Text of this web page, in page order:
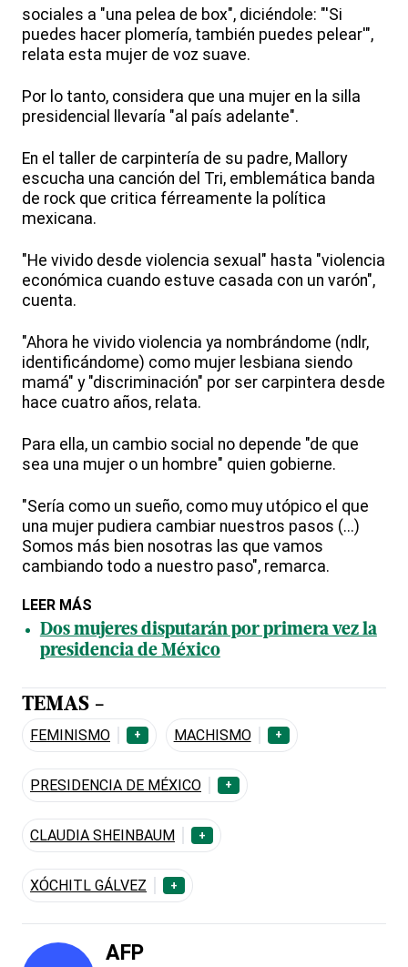
sociales a "una pelea de box", diciéndole: "'Si
puedes hacer plomería, también puedes pelear'",
relata esta mujer de voz suave.
Por lo tanto, considera que una mujer en la silla
presidencial llevaría "al país adelante".
En el taller de carpintería de su padre, Mallory
escucha una canción del Tri, emblemática banda
de rock que critica férreamente la política
mexicana.
"He vivido desde violencia sexual" hasta "violencia
económica cuando estuve casada con un varón",
cuenta.
"Ahora he vivido violencia ya nombrándome (ndlr,
identificándome) como mujer lesbiana siendo
mamá" y "discriminación" por ser carpintera desde
hace cuatro años, relata.
Para ella, un cambio social no depende "de que
sea una mujer o un hombre" quien gobierne.
"Sería como un sueño, como muy utópico el que
una mujer pudiera cambiar nuestros pasos (...)
Somos más bien nosotras las que vamos
cambiando todo a nuestro paso", remarca.
LEER MÁS
Dos mujeres disputarán por primera vez la
presidencia de México
TEMAS -
FEMINISMO + MACHISMO +
PRESIDENCIA DE MÉXICO +
CLAUDIA SHEINBAUM +
XÓCHITL GÁLVEZ +
AFP